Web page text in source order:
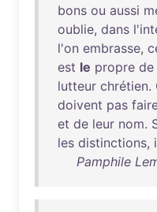
bons ou aussi
oublie, dans
l'on embrasse,
est le propre de
lutteur chrétien.
doivent pas
et de leur nom.
les distinctions,
Pamphile